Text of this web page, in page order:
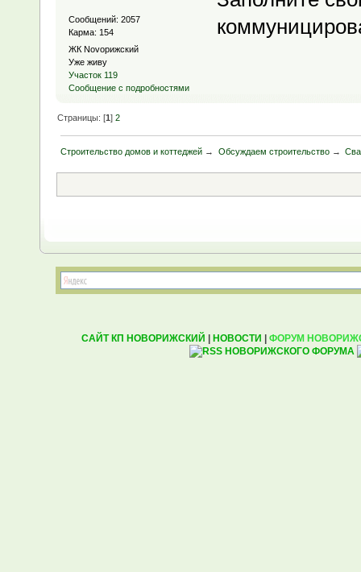
Сообщений: 2057
Карма: 154
ЖК Novoрижский
Уже живу
Участок 119
Сообщение с подробностями
Страницы: [1]2
Строительство домов и коттеджей → Обсуждаем строительство→
САЙТ КП НОВОРИЖСКИЙ НОВОСТИ ФОРУМ